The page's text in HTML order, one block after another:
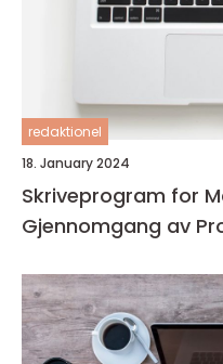
redaktionel
18. January 2024
Skriveprogram for
Gjennomgang av